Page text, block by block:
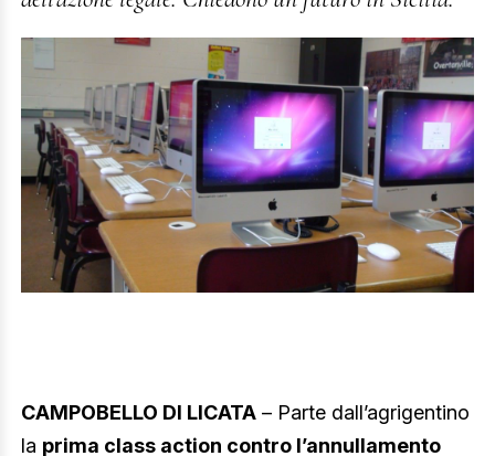
CAMPOBELLO DI LICATA – Parte dall’agrigentino
la prima class action contro l’annullamento